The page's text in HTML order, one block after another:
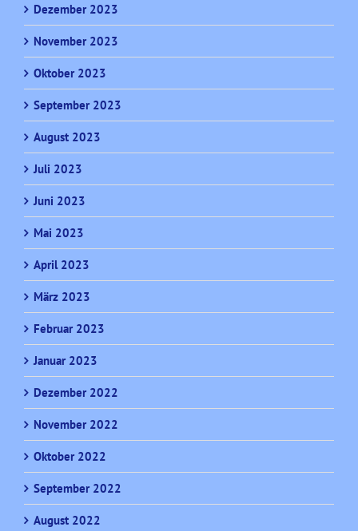
Dezember 2023
November 2023
Oktober 2023
September 2023
August 2023
Juli 2023
Juni 2023
Mai 2023
April 2023
März 2023
Februar 2023
Januar 2023
Dezember 2022
November 2022
Oktober 2022
September 2022
August 2022